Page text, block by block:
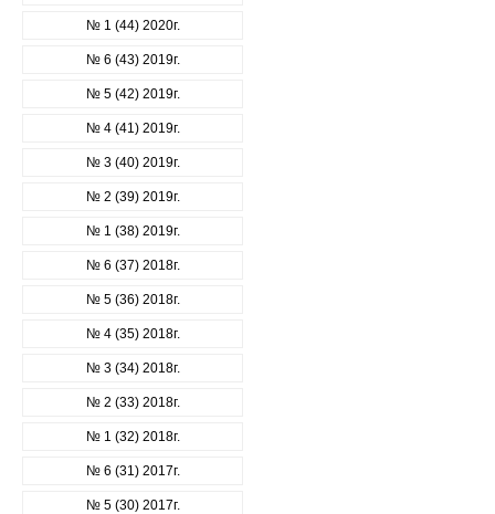
№ 1 (44) 2020г.
№ 6 (43) 2019г.
№ 5 (42) 2019г.
№ 4 (41) 2019г.
№ 3 (40) 2019г.
№ 2 (39) 2019г.
№ 1 (38) 2019г.
№ 6 (37) 2018г.
№ 5 (36) 2018г.
№ 4 (35) 2018г.
№ 3 (34) 2018г.
№ 2 (33) 2018г.
№ 1 (32) 2018г.
№ 6 (31) 2017г.
№ 5 (30) 2017г.